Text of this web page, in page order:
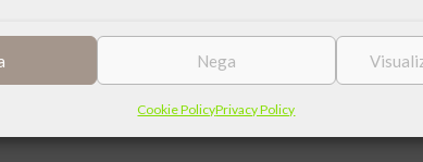
Nega
Cookie PolicyPrivacy Policy
costruire?